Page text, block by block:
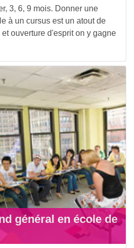
3, 6, 9 mois. Donner une
à un cursus est un atout de
ouverture d'esprit on y gagne
général en école de